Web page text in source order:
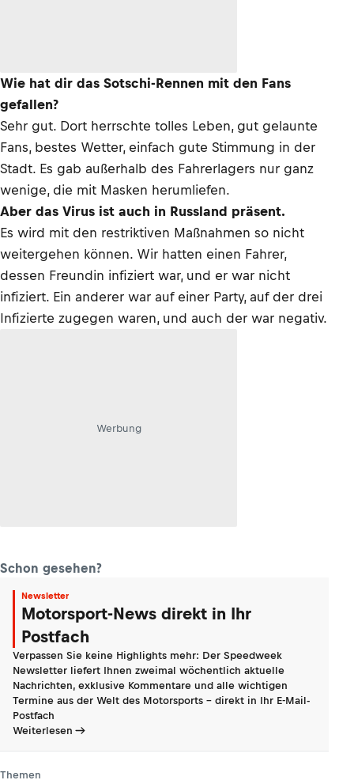
Wie hat dir das Sotschi-Rennen mit den Fans
gefallen?
Sehr gut. Dort herrschte tolles Leben, gut gelaunte
Fans, bestes Wetter, einfach gute Stimmung in der
Stadt. Es gab außerhalb des Fahrerlagers nur ganz
wenige, die mit Masken herumliefen.
Aber das Virus ist auch in Russland präsent.
Es wird mit den restriktiven Maßnahmen so nicht
weitergehen können. Wir hatten einen Fahrer,
dessen Freundin infiziert war, und er war nicht
infiziert. Ein anderer war auf einer Party, auf der drei
Infizierte zugegen waren, und auch der war negativ.
Werbung
Schon gesehen?
Newsletter
Motorsport-News direkt in Ihr
Postfach
Verpassen Sie keine Highlights mehr: Der Speedweek
Newsletter liefert Ihnen zweimal wöchentlich aktuelle
Nachrichten, exklusive Kommentare und alle wichtigen
Termine aus der Welt des Motorsports - direkt in Ihr E-Mail-
Postfach
Weiterlesen
Themen